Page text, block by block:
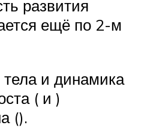
развития
ещё по 2-м
и динамика
( и )
().